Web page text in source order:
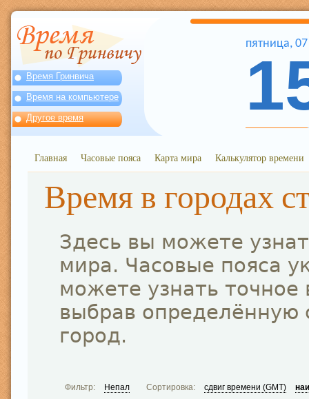
Время Гринвича
Время на компьютере
Другое время
пятница, 07
Главная Часовые пояса Карта мира Калькулятор времени
Время в городах
Здесь вы можете
мира. Часовые пояса
можете узнать точное
выбрав определённую
город.
Фильтр: Непал Сортировка: сдвиг времени (GMT)